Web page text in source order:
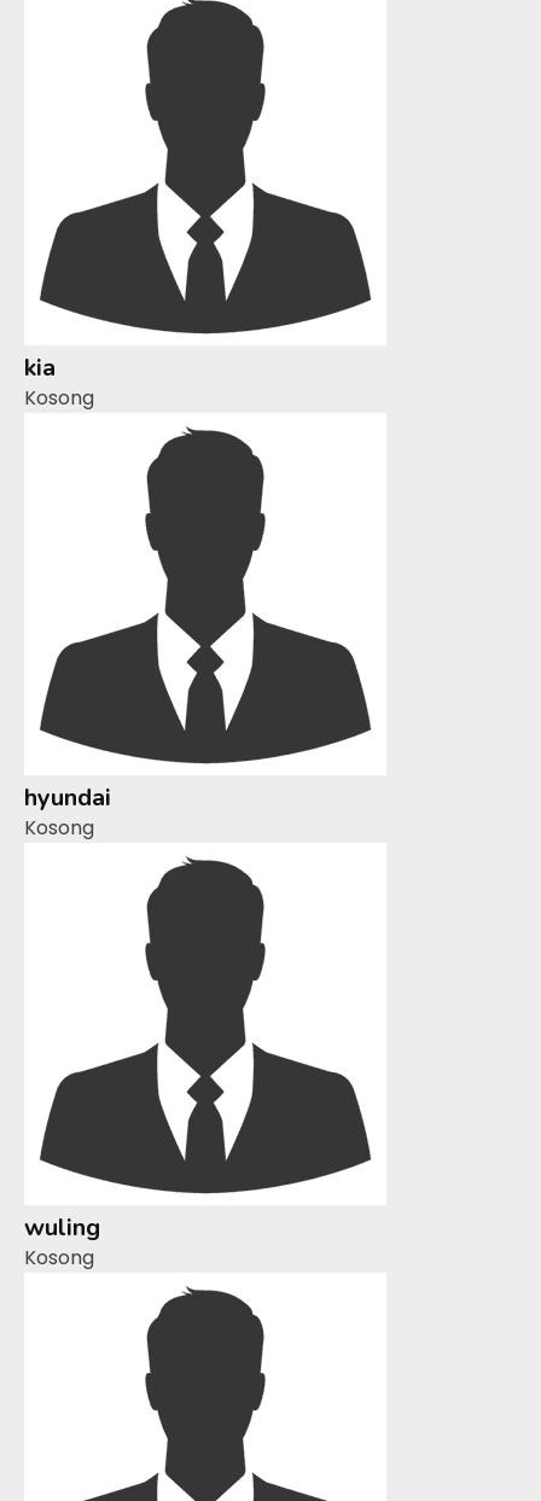
kia
Kosong
hyundai
Kosong
wuling
Kosong